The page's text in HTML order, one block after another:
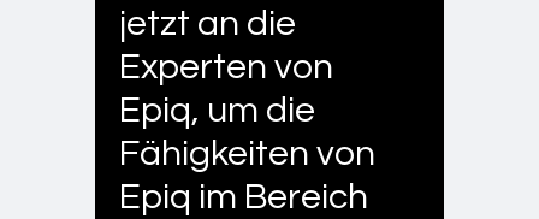
jetzt an die
Experten von
Epiq, um die
Fähigkeiten von
Epiq im Bereich